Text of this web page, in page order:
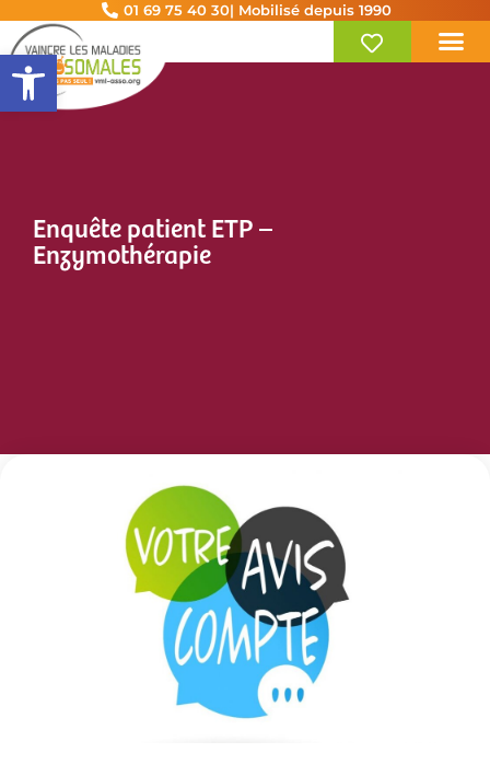
Ouvrir la barre d’outils
01 69 75 40 30| Mobilisé depuis 1990
Enquête patient ETP –
Enzymothérapie